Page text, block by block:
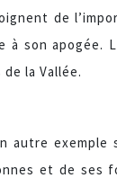
de
à son
la Vallée.
exemple
et de ses